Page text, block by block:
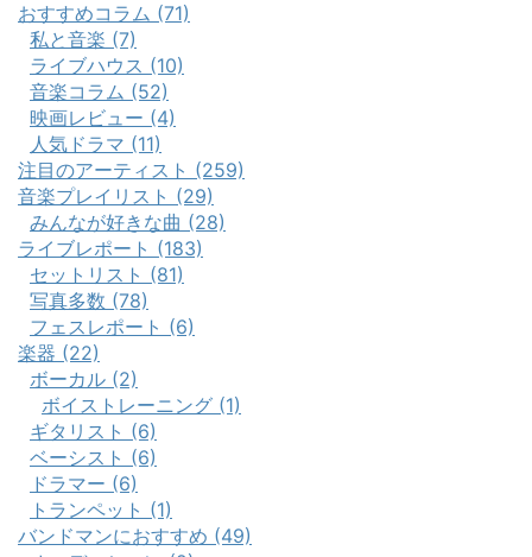
おすすめコラム (71)
私と音楽 (7)
ライブハウス (10)
音楽コラム (52)
映画レビュー (4)
人気ドラマ (11)
注目のアーティスト (259)
音楽プレイリスト (29)
みんなが好きな曲 (28)
ライブレポート (183)
セットリスト (81)
写真多数 (78)
フェスレポート (6)
楽器 (22)
ボーカル (2)
ボイストレーニング (1)
ギタリスト (6)
ベーシスト (6)
ドラマー (6)
トランペット (1)
バンドマンにおすすめ (49)